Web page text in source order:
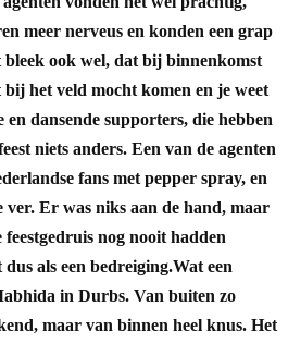
meer nerveus en konden een grap
ook wel, dat bij binnenkomst
het veld mocht komen en je weet
en dansende supporters, die hebben
niets anders. Een van de agenten
fans met pepper spray, en
ver. Er was niks aan de hand, maar
nog nooit hadden
dus als een bedreiging.Wat een
in Durbs. Van buiten zo
maar van binnen heel knus. Het